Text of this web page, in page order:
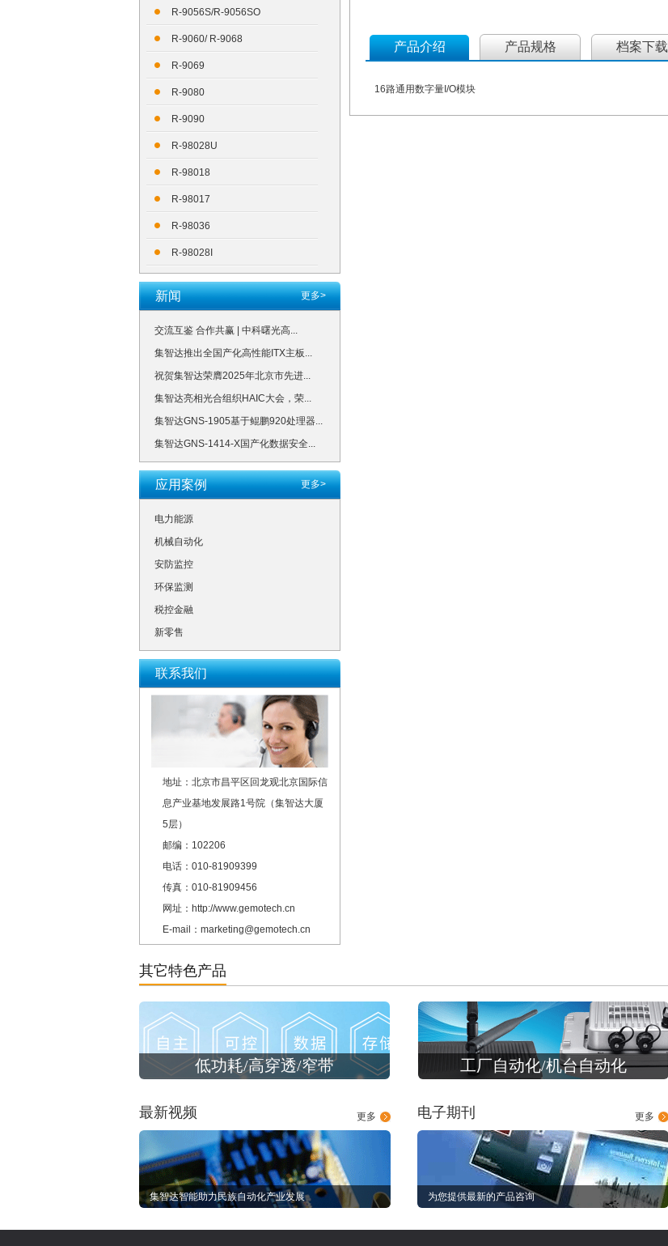
R-9056S/R-9056SO
R-9060/ R-9068
R-9069
R-9080
R-9090
R-98028U
R-98018
R-98017
R-98036
R-98028I
更多>
新闻
交流互鉴 合作共赢 | 中科曙光高...
集智达推出全国产化高性能ITX主板...
祝贺集智达荣膺2025年北京市先进...
集智达亮相光合组织HAIC大会，荣...
集智达GNS-1905基于鲲鹏920处理器...
集智达GNS-1414-X国产化数据安全...
更多>
应用案例
电力能源
机械自动化
安防监控
环保监测
税控金融
新零售
联系我们
地址：北京市昌平区回龙观北京国际信
息产业基地发展路1号院（集智达大厦
5层）
邮编：102206
电话：010-81909399
传真：010-81909456
网址：http://www.gemotech.cn
E-mail：marketing@gemotech.cn
产品介绍 产品规格 档案下载
16路通用数字量I/O模块
其它特色产品
低功耗/高穿透/窄带 工厂自动化/机台自动化
更多
最新视频
集智达智能助力民族自动化产业发展
更多
电子期刊
为您提供最新的产品咨询